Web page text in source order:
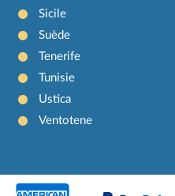
Sicile
Suède
Tenerife
Tunisie
Ustica
Ventotene